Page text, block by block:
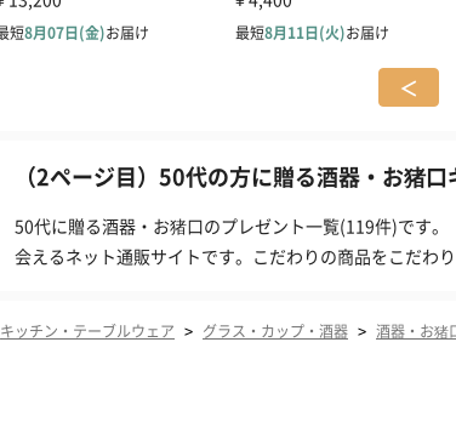
＜
（2ページ目）50代の方に贈る酒器・お猪
50代に贈る酒器・お猪口のプレゼント一覧(119件)です
会えるネット通販サイトです。こだわりの商品をこだわ
キッチン・テーブルウェア > グラス・カップ・酒器 > 酒器・お猪